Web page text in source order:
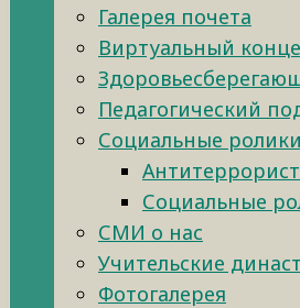
Галерея почета
Виртуальный
Педагогический
Социальные ролики
Социальные
СМИ о нас
Учительские
Фотогалерея